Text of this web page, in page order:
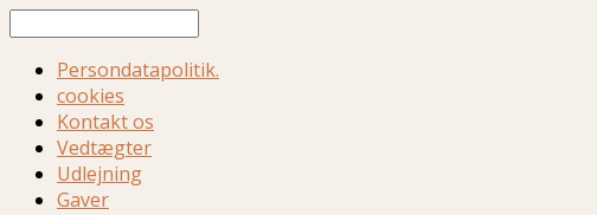
Persondatapolitik.
cookies
Kontakt os
Vedtægter
Udlejning
Gaver